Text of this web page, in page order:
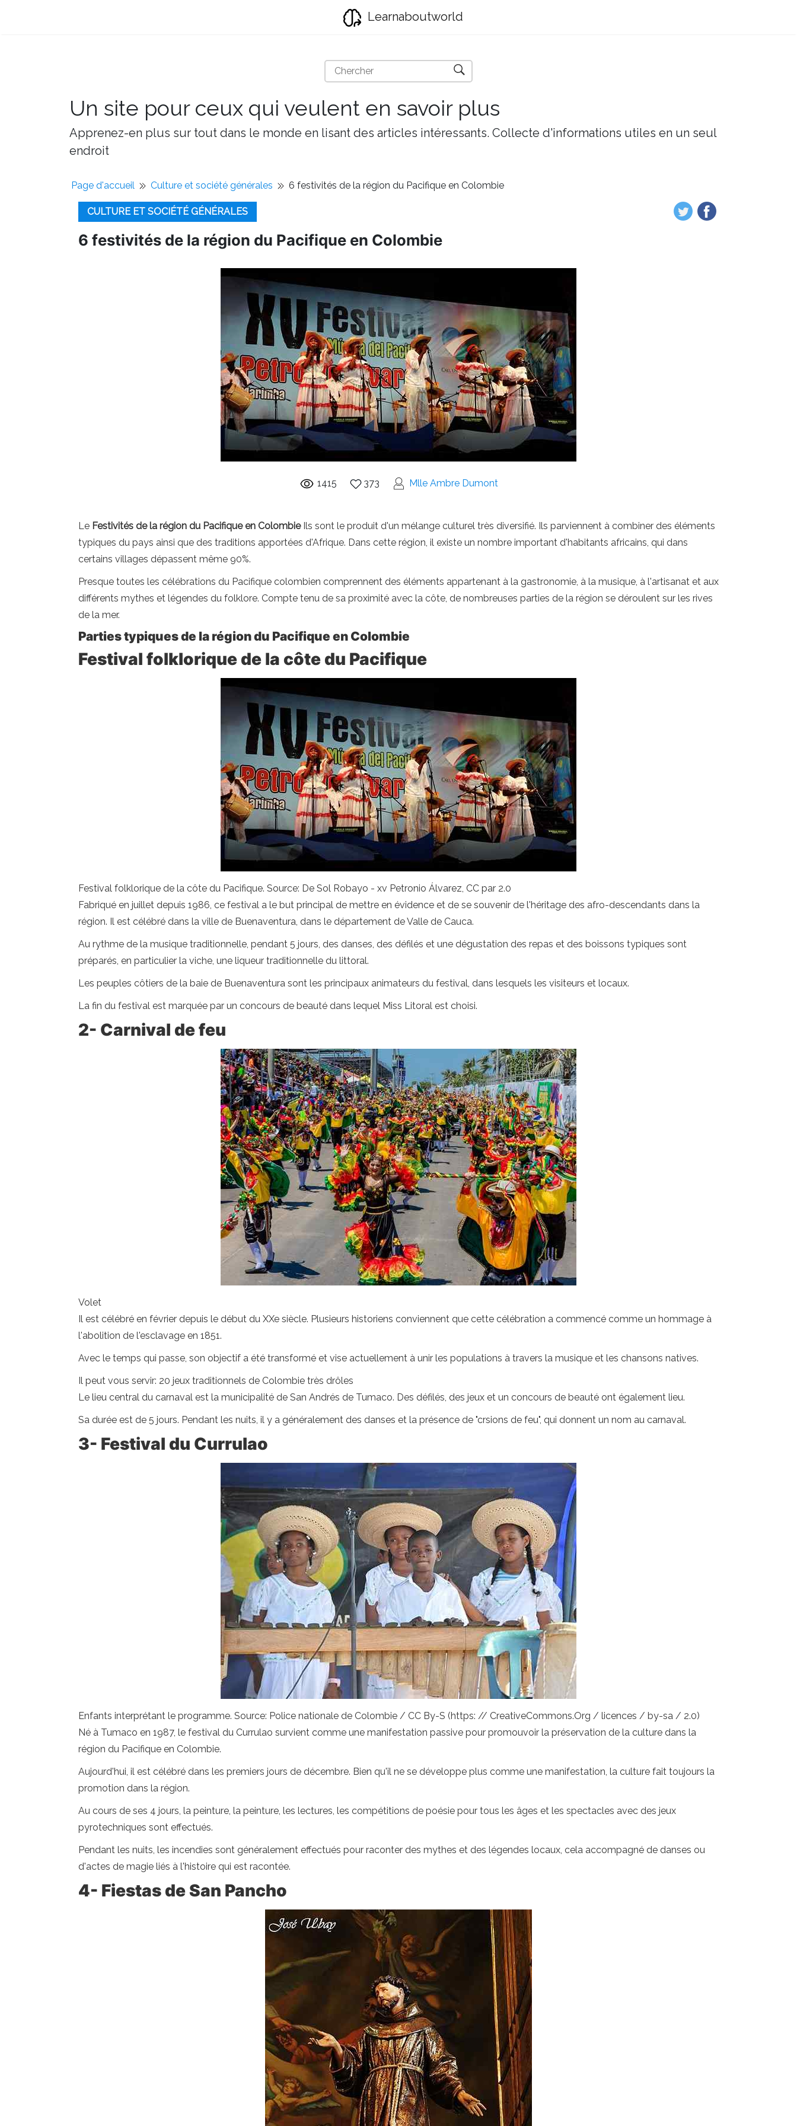
Learnaboutworld
Un site pour ceux qui veulent en savoir plus
Apprenez-en plus sur tout dans le monde en lisant des articles intéressants. Collecte d'informations utiles en un seul
endroit
Page d'accueil Culture et société générales 6 festivités de la région du Pacifique en Colombie
CULTURE ET SOCIÉTÉ GÉNÉRALES
6 festivités de la région du Pacifique en Colombie
1415 373 Mlle Ambre Dumont
Le Festivités de la région du Pacifique en ColombieIls sont le produit d'un mélange culturel très diversifié. Ils parviennent à combiner des éléments
typiques du pays ainsi que des traditions apportées d'Afrique. Dans cette région, il existe un nombre important d'habitants africains, qui dans
certains villages dépassent même 90%.
Presque toutes les célébrations du Pacifique colombien comprennent des éléments appartenant à la gastronomie, à la musique, à l'artisanat et aux
différents mythes et légendes du folklore. Compte tenu de sa proximité avec la côte, de nombreuses parties de la région se déroulent sur les rives
de la mer.
Parties typiques de la région du Pacifique en Colombie
Festival folklorique de la côte du Pacifique
Festival folklorique de la côte du Pacifique. Source: De Sol Robayo - xv Petronio Álvarez, CC par 2.0
Fabriqué en juillet depuis 1986, ce festival a le but principal de mettre en évidence et de se souvenir de l'héritage des afro-descendants dans la
région. Il est célébré dans la ville de Buenaventura, dans le département de Valle de Cauca.
Au rythme de la musique traditionnelle, pendant 5 jours, des danses, des défilés et une dégustation des repas et des boissons typiques sont
préparés, en particulier la viche, une liqueur traditionnelle du littoral.
Les peuples côtiers de la baie de Buenaventura sont les principaux animateurs du festival, dans lesquels les visiteurs et locaux.
La fin du festival est marquée par un concours de beauté dans lequel Miss Litoral est choisi.
2- Carnival de feu
Volet
Il est célébré en février depuis le début du XXe siècle. Plusieurs historiens conviennent que cette célébration a commencé comme un hommage à
l'abolition de l'esclavage en 1851.
Avec le temps qui passe, son objectif a été transformé et vise actuellement à unir les populations à travers la musique et les chansons natives.
Il peut vous servir: 20 jeux traditionnels de Colombie très drôles
Le lieu central du carnaval est la municipalité de San Andrés de Tumaco. Des défilés, des jeux et un concours de beauté ont également lieu.
Sa durée est de 5 jours. Pendant les nuits, il y a généralement des danses et la présence de "crsions de feu", qui donnent un nom au carnaval.
3- Festival du Currulao
Enfants interprétant le programme. Source: Police nationale de Colombie / CC By-S (https: // CreativeCommons.Org / licences / by-sa / 2.0)
Né à Tumaco en 1987, le festival du Currulao survient comme une manifestation passive pour promouvoir la préservation de la culture dans la
région du Pacifique en Colombie.
Aujourd'hui, il est célébré dans les premiers jours de décembre. Bien qu'il ne se développe plus comme une manifestation, la culture fait toujours la
promotion dans la région.
Au cours de ses 4 jours, la peinture, la peinture, les lectures, les compétitions de poésie pour tous les âges et les spectacles avec des jeux
pyrotechniques sont effectués.
Pendant les nuits, les incendies sont généralement effectués pour raconter des mythes et des légendes locaux, cela accompagné de danses ou
d'actes de magie liés à l'histoire qui est racontée.
4- Fiestas de San Pancho